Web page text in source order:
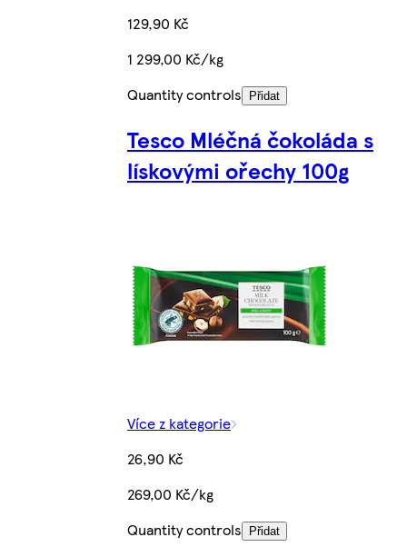
129,90 Kč
1 299,00 Kč/kg
Quantity controls
Přidat
Tesco Mléčná čokoláda s
lískovými ořechy 100g
Více z kategorie
26,90 Kč
269,00 Kč/kg
Quantity controls
Přidat